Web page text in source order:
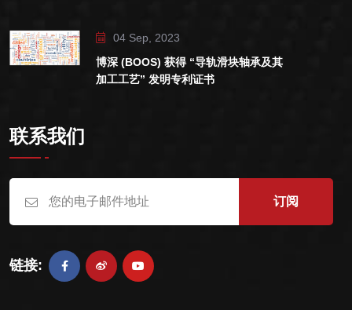
04 Sep, 2023
博深 (BOOS) 获得 “导轨滑块轴承及其
加工工艺” 发明专利证书
联系我们
订阅
链接: